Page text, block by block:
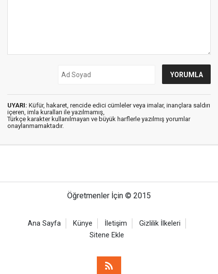
UYARI: Küfür, hakaret, rencide edici cümleler veya imalar, inançlara saldırı
içeren, imla kuralları ile yazılmamış,
Türkçe karakter kullanılmayan ve büyük harflerle yazılmış yorumlar
onaylanmamaktadır.
Öğretmenler İçin © 2015
Ana Sayfa Künye İletişim
Gizlilik İlkeleri
Sitene Ekle